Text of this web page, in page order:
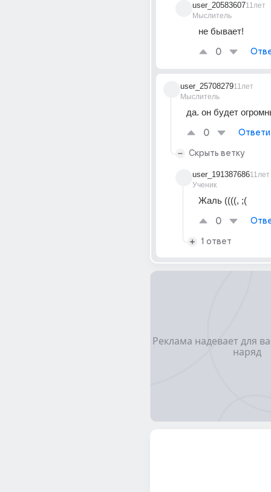
user_20583607
Мыслитель
11лет
не бывает!
0
user_25708279
Мыслитель
11лет
да. он будет
0
Скрыть ветку
user_191387686
Ученик
11лет
Жаль ((((, ;(
0
1 ответ